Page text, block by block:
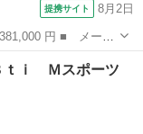
提携サイト 8月2日
ード名： ５２３
／フルセグＴＶ／
ｔｉ Ｍスポーツ